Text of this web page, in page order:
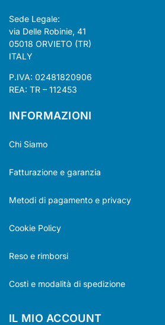
Sede Legale:
via Delle Robinie, 41
05018 ORVIETO (TR)
ITALY
P.IVA: 02481820906
REA: TR – 112453
INFORMAZIONI
Chi Siamo
Fatturazione e garanzia
Metodi di pagamento e privacy
Cookie Policy
Reso e rimborsi
Costi e modalità di spedizione
IL MIO ACCOUNT